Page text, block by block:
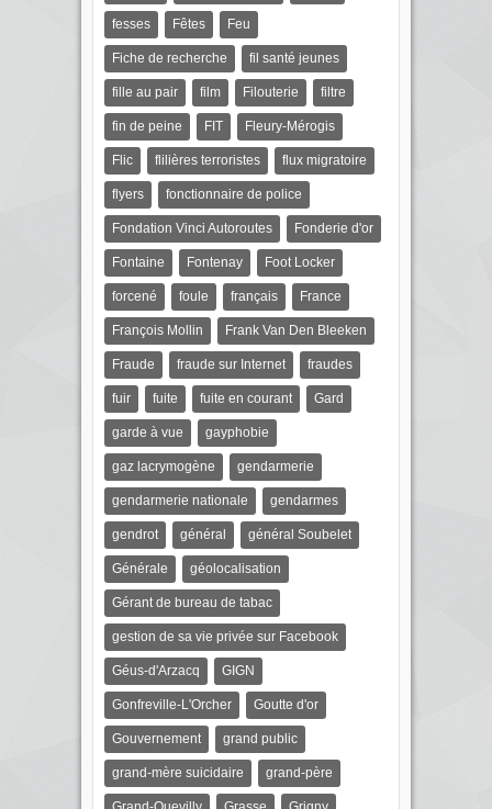
fesses Fêtes Feu
Fiche de recherche fil santé jeunes
fille au pair film Filouterie filtre
fin de peine FIT Fleury-Mérogis
Flic flilières terroristes flux migratoire
flyers fonctionnaire de police
Fondation Vinci Autoroutes Fonderie d'or
Fontaine Fontenay Foot Locker
forcené foule français France
François Mollin Frank Van Den Bleeken
Fraude fraude sur Internet fraudes
fuir fuite fuite en courant Gard
garde à vue gayphobie
gaz lacrymogène gendarmerie
gendarmerie nationale gendarmes
gendrot général général Soubelet
Générale géolocalisation
Gérant de bureau de tabac
gestion de sa vie privée sur Facebook
Géus-d'Arzacq GIGN
Gonfreville-L'Orcher Goutte d'or
Gouvernement grand public
grand-mère suicidaire grand-père